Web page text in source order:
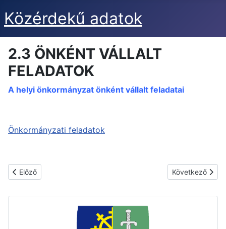
Közérdekű adatok
2.3 ÖNKÉNT VÁLLALT
FELADATOK
A helyi önkormányzat önként vállalt feladatai
Önkormányzati feladatok
Előző cikk: 2.4. A HATÓSÁGI ÜGYEK INTÉZÉSÉNEK RENDJÉVEL
Előző Következő cikk:
Következő